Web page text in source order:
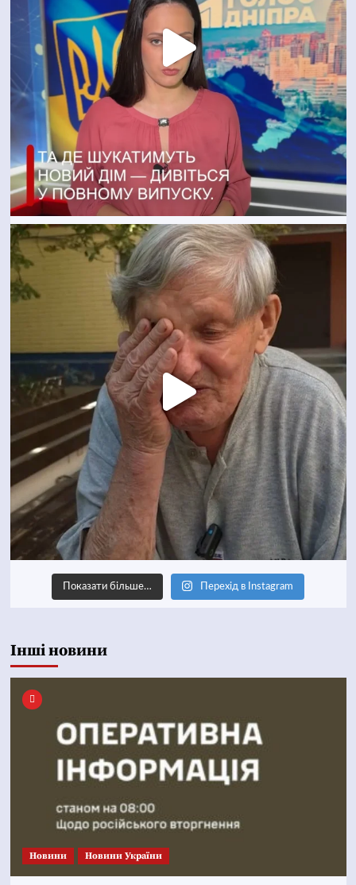
Показати більше… Перехід в Instagram
Інші новини
Новини Новини України